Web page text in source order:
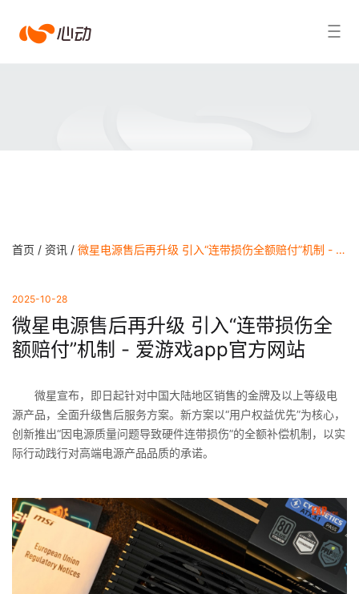
爱搜索结果
首页 / 资讯 / 微星电源售后再升级 引入“连带损伤全额赔付”机制 - 爱游戏app官方网站
2025-10-28
微星电源售后再升级 引入“连带损伤全
额赔付”机制 - 爱游戏app官方网站
微星宣布，即日起针对中国大陆地区销售的金牌及以上等级电
源产品，全面升级售后服务方案。新方案以“用户权益优先”为核心，
创新推出“因电源质量问题导致硬件连带损伤”的全额补偿机制，以实
际行动践行对高端电源产品品质的承诺。